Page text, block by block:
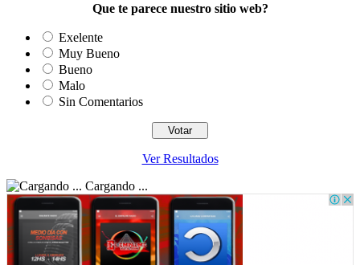
Que te parece nuestro sitio web?
Exelente
Muy Bueno
Bueno
Malo
Sin Comentarios
Ver Resultados
Cargando ...